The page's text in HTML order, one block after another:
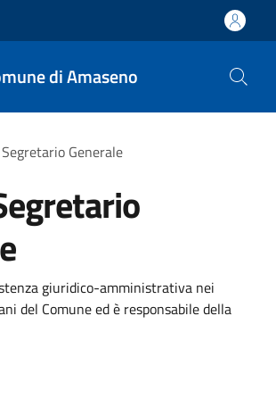
di Amaseno
paneGenerale
giuridico-amministrativa nei
del Comune ed è responsabile della